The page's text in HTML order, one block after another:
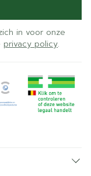
in voor onze
privacy policy.